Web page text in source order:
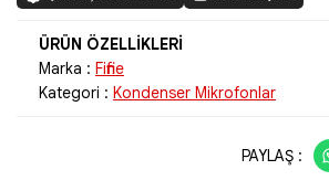
Marka : Fifine
Kategori : Kondenser Mikrofonlar
PAYLAŞ :